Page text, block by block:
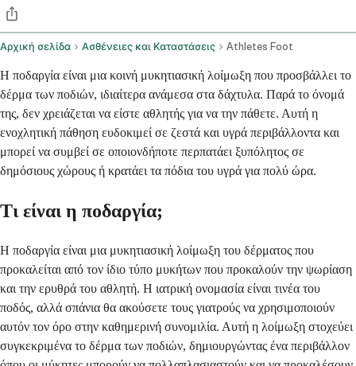
Αρχική σελίδα Ασθένειες και Καταστάσεις Athletes Foot
Η ποδαργία είναι μια κοινή μυκητιασική λοίμωξη που προσβάλλει το
δέρμα των ποδιών, ιδιαίτερα ανάμεσα στα δάχτυλα. Παρά το όνομά
της, δεν χρειάζεται να είστε αθλητής για να την πάθετε. Αυτή η
ενοχλητική πάθηση ευδοκιμεί σε ζεστά και υγρά περιβάλλοντα και
μπορεί να συμβεί σε οποιονδήποτε περπατάει ξυπόλητος σε
δημόσιους χώρους ή κρατάει τα πόδια του υγρά για πολύ ώρα.
Τι είναι η ποδαργία;
Η ποδαργία είναι μια μυκητιασική λοίμωξη του δέρματος που
προκαλείται από τον ίδιο τύπο μυκήτων που προκαλούν την ψωρίαση
και την ερυθρά του αθλητή. Η ιατρική ονομασία είναι τινέα του
ποδός, αλλά σπάνια θα ακούσετε τους γιατρούς να χρησιμοποιούν
αυτόν τον όρο στην καθημερινή συνομιλία. Αυτή η λοίμωξη στοχεύει
συγκεκριμένα το δέρμα των ποδιών, δημιουργώντας ένα περιβάλλον